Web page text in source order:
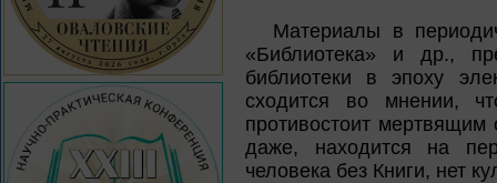
Материалы в
«Библиотека» и др.,
библиотеки в эпоху
сходится во мнении,
противостоит
даже, находится на
человека без Книги, нет